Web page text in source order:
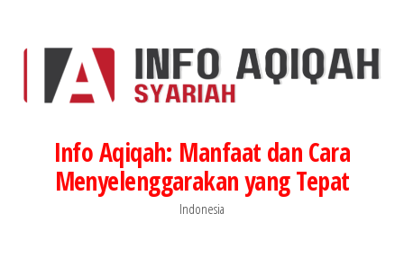
Info Aqiqah: Manfaat dan Cara
Menyelenggarakan yang Tepat
Indonesia